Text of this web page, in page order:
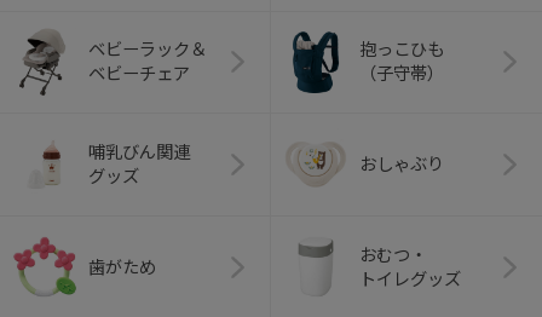
ベビーラック＆
ベビーチェア
抱っこひも
（子守帯）
哺乳びん関連
グッズ
おしゃぶり
歯がため
おむつ・
トイレグッズ